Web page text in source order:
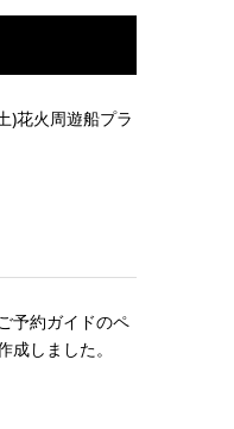
)花火周遊船プラ
予約ガイドのペ
成しました。